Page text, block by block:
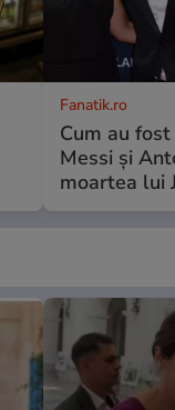
Fanatik.ro
Cum au
Messi și
moartea lui